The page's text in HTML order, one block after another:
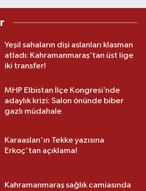
Yeşil sahaların dişi aslanları klasman
atladı: Kahramanmaraş’tan üst lige
iki transfer!
MHP Elbistan İlçe Kongresi’nde
adaylık krizi: Salon önünde biber
gazlı müdahale
Karaaslan'ın Tekke yazısına
Erkoç'tan açıklama!
Kahramanmaraş sağlık camiasında